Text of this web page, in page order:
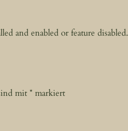
and enabled or feature disabled.
mit * markiert